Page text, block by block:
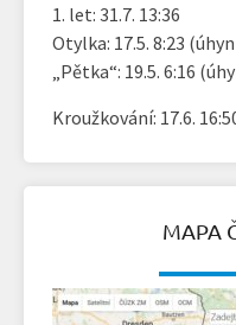
1. let: 31.7. 13:36
Otylka: 17.5. 8:23 (úhyn
„Pětka“: 19.5. 6:16
Kroužkování: 17.6.
MAPA